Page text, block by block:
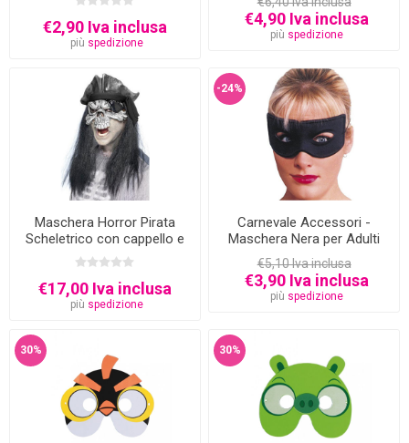
€2,90 Iva inclusa
più spedizione
€4,90 Iva inclusa
più spedizione
Maschera Horror Pirata
Scheletrico con cappello e
Capelli
€17,00 Iva inclusa
più spedizione
-24%
Carnevale Accessori -
Maschera Nera per Adulti
€5,10 Iva inclusa
€3,90 Iva inclusa
più spedizione
30% 30%